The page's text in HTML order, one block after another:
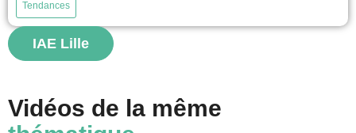
ces limites,...
voir
Tendances
IAE Lille
Vidéos de la même